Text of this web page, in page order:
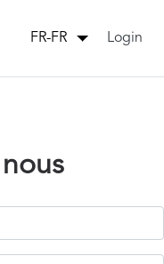
FR-FR Login